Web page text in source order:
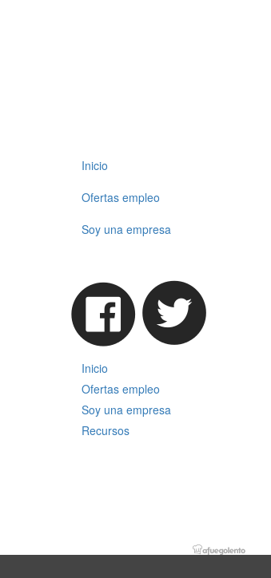
Inicio
Ofertas empleo
Soy una empresa
Inicio
Ofertas empleo
Soy una empresa
Recursos